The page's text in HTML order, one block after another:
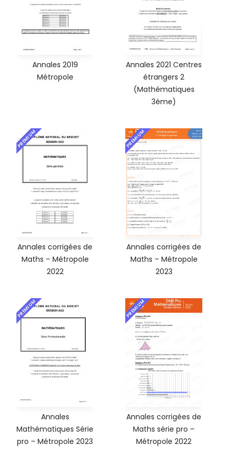
Annales 2019
Métropole
Annales 2021 Centres
étrangers 2
(Mathématiques
3ème)
PREMIUM
Annales corrigées de
Maths – Métropole
2022
PREMIUM
Annales corrigées de
Maths – Métropole
2023
PREMIUM
Annales
Mathématiques Série
pro – Métropole 2023
PREMIUM
Annales corrigées de
Maths série pro –
Métropole 2022